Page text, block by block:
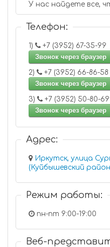
У нас найдете все,
Телефон:
1)
+7 (3952) 67-35-99
Звонок через браузер
2)
+7 (3952) 66-86-58
Звонок через браузер
3)
+7 (3952) 50-80-69
Звонок через браузер
Адрес:
Иркутск, улица
(Куйбышевский
Режим работы:
пн-пт 9:00-19:00
Веб-